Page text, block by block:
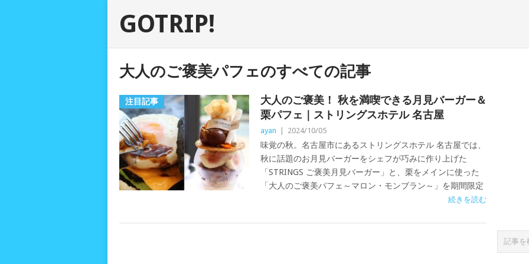
GOTRIP!
大人のご褒美パフェのすべての記事
注目記事
大人のご褒美！ 秋を満喫できる月見バーガー＆
栗パフェ｜ストリングスホテル 名古屋
ayan 2024/10/05
味覚の秋。名古屋市にあるストリングスホテル 名古屋では、
秋に話題のお月見バーガーをシェフが巧みに作り上げた
「STRINGS ご褒美月見バーガー」と、栗をメインに使った
「大人のご褒美パフェ～マロン・モンブラン～」を期間限定
続きを読む